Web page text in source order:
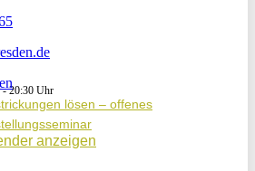
-20:30
lösen – offenes
anzeigen